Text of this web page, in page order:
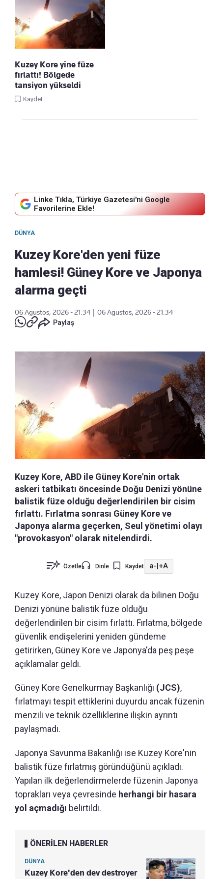
Kuzey Kore yine füze
fırlattı! Bölgede
tansiyon yükseldi
Kaydet
Linke Tıkla, Türkiye Gazetesi'ni Google
Favorilerine Ekle!
DÜNYA
Kuzey Kore'den yeni füze
hamlesi! Güney Kore ve Japonya
alarma geçti
06 Ağustos, 2026 - 21:34
06 Ağustos, 2026 - 21:34
Paylaş
Kuzey Kore, ABD ile Güney Kore'nin ortak
askeri tatbikatı öncesinde Doğu Denizi yönüne
balistik füze olduğu değerlendirilen bir cisim
fırlattı. Fırlatma sonrası Güney Kore ve
Japonya alarma geçerken, Seul yönetimi olayı
"provokasyon" olarak nitelendirdi.
Özetle Dinle Kaydet a-|+A
Kuzey Kore, Japon Denizi olarak da bilinen Doğu
Denizi yönüne balistik füze olduğu
değerlendirilen bir cisim fırlattı. Fırlatma, bölgede
güvenlik endişelerini yeniden gündeme
getirirken, Güney Kore ve Japonya'da peş peşe
açıklamalar geldi.
Güney Kore Genelkurmay Başkanlığı (JCS),
fırlatmayı tespit ettiklerini duyurdu ancak füzenin
menzili ve teknik özelliklerine ilişkin ayrıntı
paylaşmadı.
Japonya Savunma Bakanlığı ise Kuzey Kore'nin
balistik füze fırlatmış göründüğünü açıkladı.
Yapılan ilk değerlendirmelerde füzenin Japonya
toprakları veya çevresinde herhangi bir hasara
yol açmadığı belirtildi.
ÖNERİLEN HABERLER
DÜNYA
Kuzey Kore'den dev destroyer